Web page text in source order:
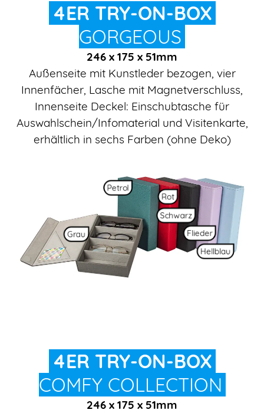
4ER TRY-ON-BOX
GORGEOUS
246 x 175 x 51mm
Außenseite mit Kunstleder bezogen, vier
Innenfächer, Lasche mit Magnetverschluss,
Innenseite Deckel: Einschubtasche für
Auswahlschein/Infomaterial und Visitenkarte,
erhältlich in sechs Farben (ohne Deko)
Grau
Petrol
Rot
Schwarz
Flieder
Hellblau
4ER TRY-ON-BOX
COMFY COLLECTION
246 x 175 x 51mm